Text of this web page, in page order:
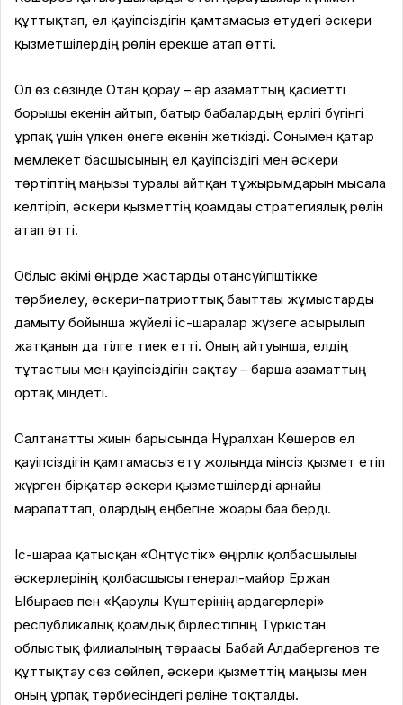
құттықтап, ел қауіпсіздігін қамтамасыз етудегі әскери
қызметшілердің рөлін ерекше атап өтті.
Ол өз сөзінде Отан қорғау – әр азаматтың қасиетті
борышы екенін айтып, батыр бабалардың ерлігі бүгінгі
ұрпақ үшін үлкен өнеге екенін жеткізді. Сонымен қатар
мемлекет басшысының ел қауіпсіздігі мен әскери
тәртіптің маңызы туралы айтқан тұжырымдарын мысалға
келтіріп, әскери қызметтің қоғамдағы стратегиялық рөлін
атап өтті.
Облыс әкімі өңірде жастарды отансүйгіштікке
тәрбиелеу, әскери-патриоттық бағыттағы жұмыстарды
дамыту бойынша жүйелі іс-шаралар жүзеге асырылып
жатқанын да тілге тиек етті. Оның айтуынша, елдің
тұтастығы мен қауіпсіздігін сақтау – барша азаматтың
ортақ міндеті.
Салтанатты жиын барысында Нұралхан Көшеров ел
қауіпсіздігін қамтамасыз ету жолында мінсіз қызмет етіп
жүрген бірқатар әскери қызметшілерді арнайы
марапаттап, олардың еңбегіне жоғары баға берді.
Іс-шараға қатысқан «Оңтүстік» өңірлік қолбасшылығы
әскерлерінің қолбасшысы генерал-майор Ержан
Ыбыраев пен «Қарулы Күштерінің ардагерлері»
республикалық қоғамдық бірлестігінің Түркістан
облыстық филиалының төрағасы Бабай Алдабергенов те
құттықтау сөз сөйлеп, әскери қызметтің маңызы мен
оның ұрпақ тәрбиесіндегі рөліне тоқталды.